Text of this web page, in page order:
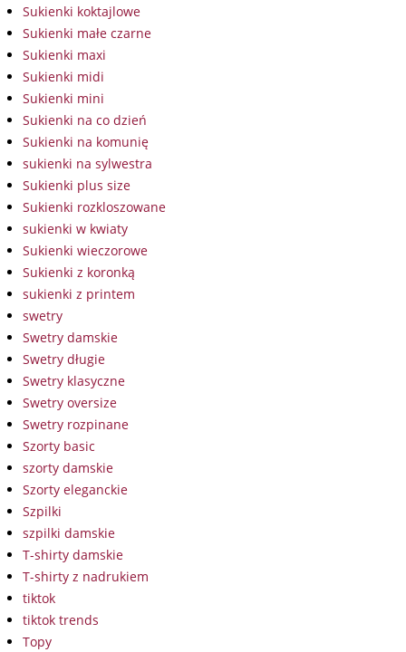
Sukienki koktajlowe
Sukienki małe czarne
Sukienki maxi
Sukienki midi
Sukienki mini
Sukienki na co dzień
Sukienki na komunię
sukienki na sylwestra
Sukienki plus size
Sukienki rozkloszowane
sukienki w kwiaty
Sukienki wieczorowe
Sukienki z koronką
sukienki z printem
swetry
Swetry damskie
Swetry długie
Swetry klasyczne
Swetry oversize
Swetry rozpinane
Szorty basic
szorty damskie
Szorty eleganckie
Szpilki
szpilki damskie
T-shirty damskie
T-shirty z nadrukiem
tiktok
tiktok trends
Topy